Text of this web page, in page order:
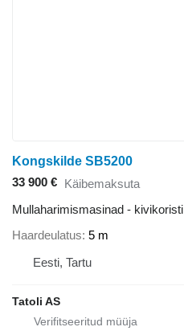
Kongskilde SB5200
33 900 € Käibemaksuta
Mullaharimismasinad - kivikoristi
Haardeulatus 5 m
Eesti, Tartu
Tatoli AS